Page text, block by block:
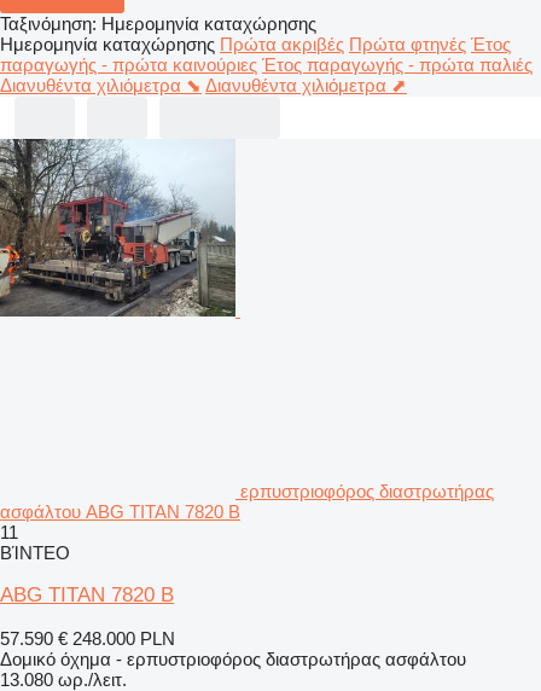
Ταξινόμηση: Ημερομηνία καταχώρησης
Ημερομηνία καταχώρησης Πρώτα ακριβές Πρώτα φτηνές Έτος
παραγωγής - πρώτα καινούριες Έτος παραγωγής - πρώτα παλιές
Διανυθέντα χιλιόμετρα ⬊ Διανυθέντα χιλιόμετρα ⬈
ερπυστριοφόρος διαστρωτήρας
ασφάλτου ABG TITAN 7820 B
11
ΒΊΝΤΕΟ
ABG TITAN 7820 B
57.590 € 248.000 PLN
Δομικό όχημα - ερπυστριοφόρος διαστρωτήρας ασφάλτου
13.080 ωρ./λειτ.